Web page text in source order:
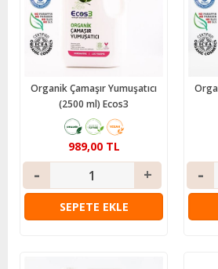
Organik Çamaşır Yumuşatıcı
(2500 ml) Ecos3
989,00 TL
SEPETE EKLE